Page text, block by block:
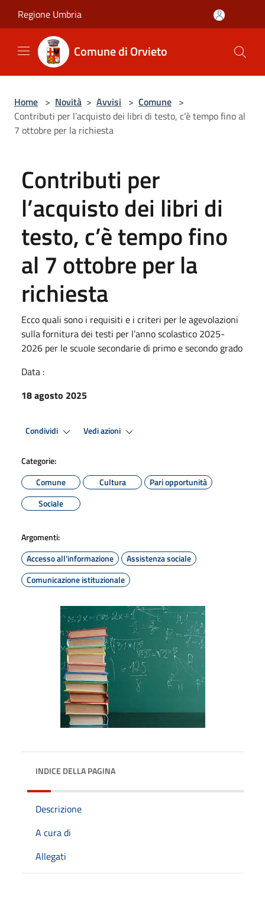
Regione Umbria
Comune di Orvieto
Home > Novità > Avvisi > Comune >
Contributi per l’acquisto dei libri di testo, c’è tempo fino al
7 ottobre per la richiesta
Contributi per
l’acquisto dei libri di
testo, c’è tempo fino
al 7 ottobre per la
richiesta
Ecco quali sono i requisiti e i criteri per le agevolazioni
sulla fornitura dei testi per l’anno scolastico 2025-
2026 per le scuole secondarie di primo e secondo grado
Data :
18 agosto 2025
Condividi Vedi azioni
Categorie:
Comune
Cultura
Pari opportunità
Sociale
Argomenti:
Accesso all'informazione
Assistenza sociale
Comunicazione istituzionale
INDICE DELLA PAGINA
Descrizione
A cura di
Allegati